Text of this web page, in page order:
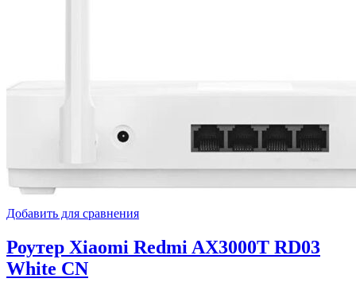
Добавить для сравнения
Роутер Xiaomi Redmi AX3000T RD03
White CN